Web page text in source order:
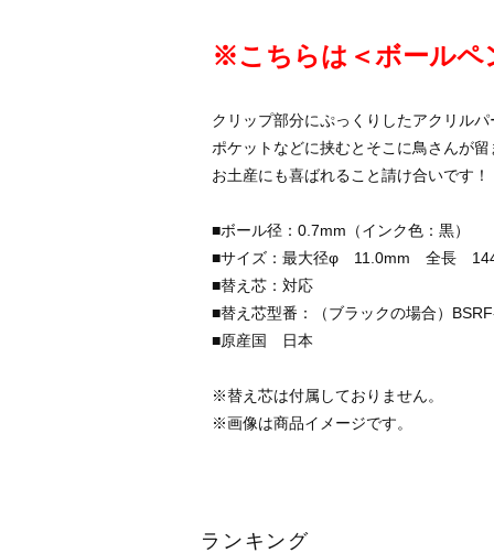
※こちらは＜ボール
クリップ部分にぷっくりしたアクリル
ポケットなどに挟むとそこに鳥さんが
お土産にも喜ばれること請け合いです！
■ボール径：0.7mm（インク色：黒）
■サイズ：最大径φ 11.0mm 全長
■替え芯：対応
■替え芯型番：（ブラックの場合）
■原産国 日本
※替え芯は付属しておりません。
※画像は商品イメージです。
ランキング